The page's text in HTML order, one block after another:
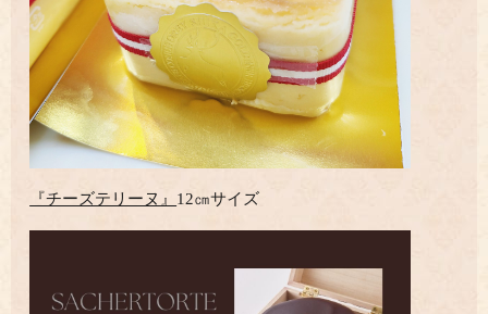
『チーズテリーヌ』 12㎝サイズ